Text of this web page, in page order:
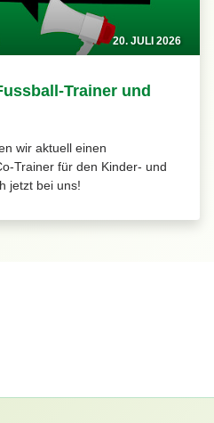
20. JULI 2026
Trainer und
wir aktuell einen
Trainer für den Kinder- und
jetzt bei uns!